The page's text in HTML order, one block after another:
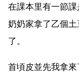
在課本里有一節
奶奶家拿了乙個
了。
首頃皮並先我拿